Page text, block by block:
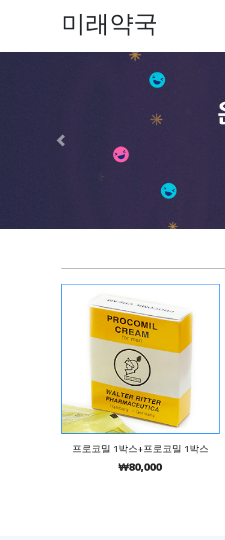
미래약국
이전
프로코밀 1박스+프로코밀 1박스
₩80,000